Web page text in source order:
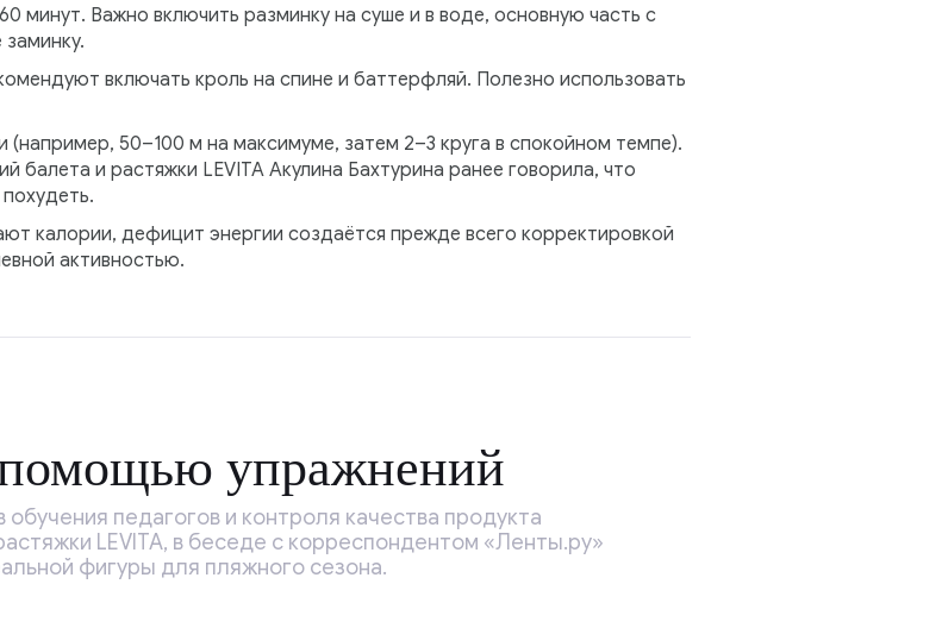
минут. Важно включить разминку на суше и в воде, основную часть с
включать кроль на спине и баттерфляй. Полезно использовать
50–100 м на максимуме, затем 2–3 круга в спокойном темпе).
и растяжки LEVITA Акулина Бахтурина ранее говорила, что
калории, дефицит энергии создаётся прежде всего корректировкой
активностью.
упражнений
педагогов и контроля качества продукта
LEVITA, в беседе с корреспондентом «Ленты.ру»
фигуры для пляжного сезона.